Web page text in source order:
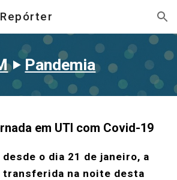
Skip to navigation
‣ Pandemia
em UTI com Covid-19
o dia 21 de janeiro, a
na noite desta